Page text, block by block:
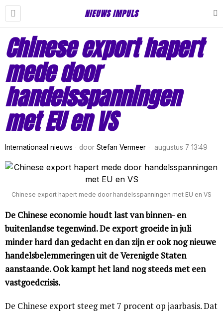
NIEUWS IMPULS
Chinese export hapert
mede door
handelsspanningen
met EU en VS
Internationaal nieuws door Stefan Vermeer augustus 7 13:49
Chinese export hapert mede door handelsspanningen met EU en VS
De Chinese economie houdt last van binnen- en
buitenlandse tegenwind. De export groeide in juli
minder hard dan gedacht en dan zijn er ook nog nieuwe
handelsbelemmeringen uit de Verenigde Staten
aanstaande. Ook kampt het land nog steeds met een
vastgoedcrisis.
De Chinese export steeg met 7 procent op jaarbasis. Dat